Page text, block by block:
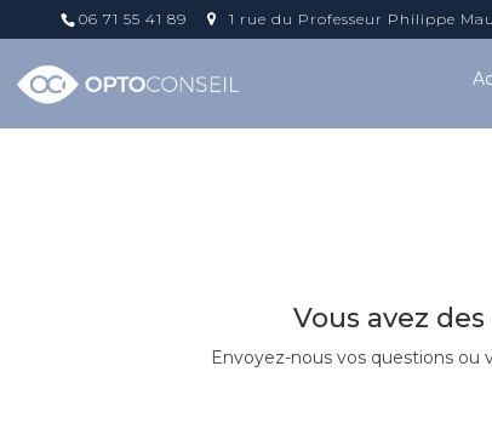
06 71 55 41 89 1 rue du Professeur Philippe
Vous avez
Envoyez-nous vos questions ou